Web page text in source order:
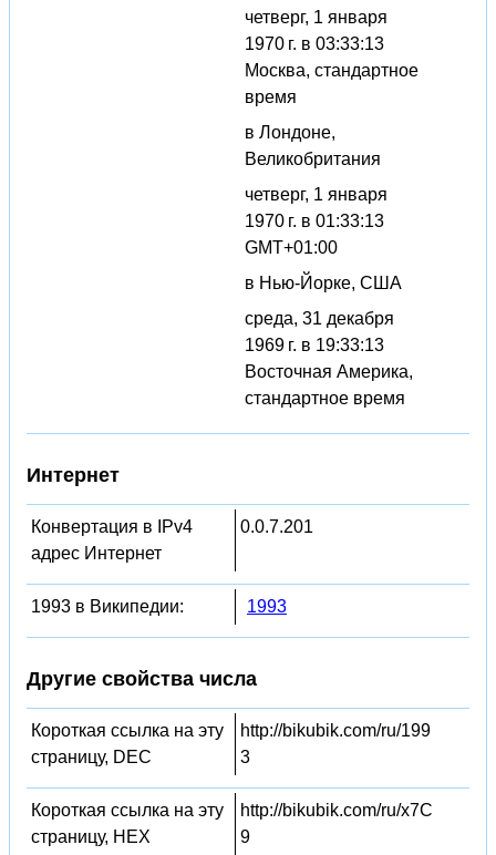
четверг, 1 января
1970 г. в 03:33:13
Москва, стандартное
время
в Лондоне,
Великобритания
четверг, 1 января
1970 г. в 01:33:13
GMT+01:00
в Нью-Йорке, США
среда, 31 декабря
1969 г. в 19:33:13
Восточная Америка,
стандартное время
Интернет
Конвертация в IPv4
адрес Интернет
0.0.7.201
1993 в Википедии: 1993
Другие свойства числа
Короткая ссылка на эту
страницу, DEC
http://bikubik.com/ru/199
3
Короткая ссылка на эту
страницу, HEX
http://bikubik.com/ru/x7C
9